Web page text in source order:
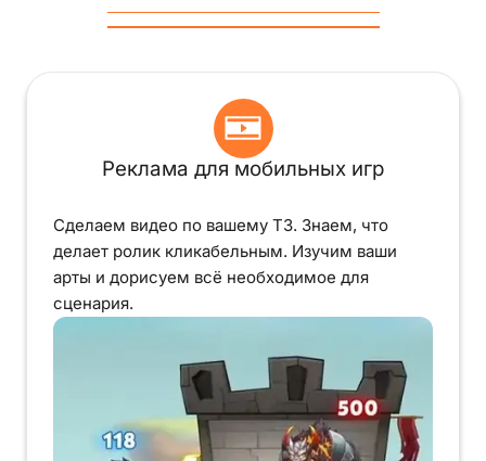
Реклама для мобильных игр
Сделаем видео по вашему ТЗ. Знаем, что
делает ролик кликабельным. Изучим ваши
арты и дорисуем всё необходимое для
сценария.